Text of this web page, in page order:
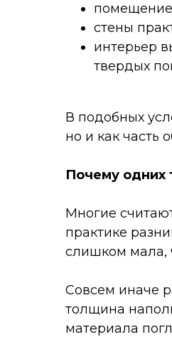
стены
интерьер
твердых
В подобных
но и как часть
Почему одних
Многие
практике
слишком мала,
Совсем иначе
толщина
материала